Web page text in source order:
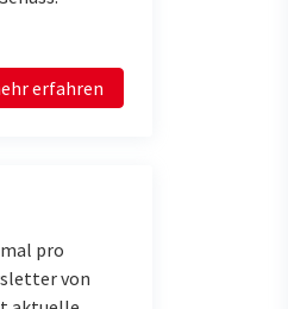
erfahren
pro
von